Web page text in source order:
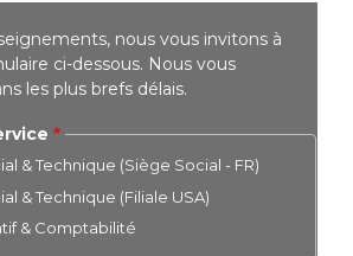
nous vous invitons à
ci-dessous. Nous vous
les plus brefs délais.
& Technique (Siège Social - FR)
& Technique (Filiale USA)
& Comptabilité